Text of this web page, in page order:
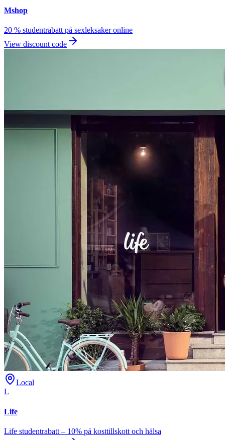
Mshop
20 % studentrabatt på sexleksaker online
View discount code
Local
L
Life
Life studentrabatt – 10% på kosttillskott och hälsa